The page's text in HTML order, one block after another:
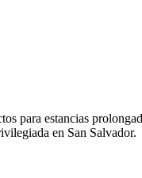
para estancias
en San Salvador.